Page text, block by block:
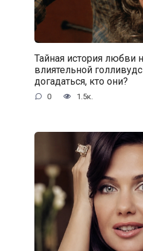
Тайная история любви
влиятельной
догадаться, кто они?
0 1.5к.